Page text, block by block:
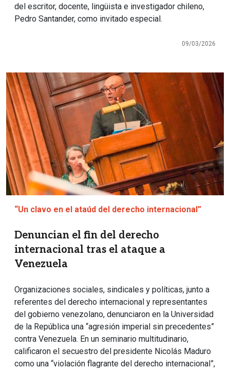
del escritor, docente, lingüista e investigador chileno,
Pedro Santander, como invitado especial.
09/03/2026
Imagen
“Un clavo en el ataúd del derecho internacional”
Denuncian el fin del derecho
internacional tras el ataque a
Venezuela
Organizaciones sociales, sindicales y políticas, junto a
referentes del derecho internacional y representantes
del gobierno venezolano, denunciaron en la Universidad
de la República una “agresión imperial sin precedentes”
contra Venezuela. En un seminario multitudinario,
calificaron el secuestro del presidente Nicolás Maduro
como una “violación flagrante del derecho internacional”,